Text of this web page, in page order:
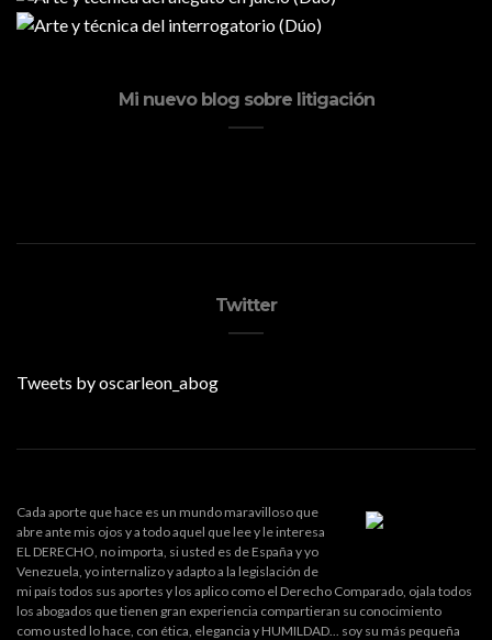
Mi nuevo blog sobre litigación
Twitter
Tweets by oscarleon_abog
Cada aporte que hace es un mundo maravilloso que
abre ante mis ojos y a todo aquel que lee y le interesa
EL DERECHO, no importa, si usted es de España y yo
Venezuela, yo internalizo y adapto a la legislación de
mi país todos sus aportes y los aplico como el Derecho Comparado, ojala todos
los abogados que tienen gran experiencia compartieran su conocimiento
como usted lo hace, con ética, elegancia y HUMILDAD... soy su más pequeña